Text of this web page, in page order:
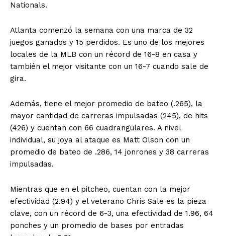
Nationals.
Atlanta comenzó la semana con una marca de 32
juegos ganados y 15 perdidos. Es uno de los mejores
locales de la MLB con un récord de 16-8 en casa y
también el mejor visitante con un 16-7 cuando sale de
gira.
Además, tiene el mejor promedio de bateo (.265), la
mayor cantidad de carreras impulsadas (245), de hits
(426) y cuentan con 66 cuadrangulares. A nivel
individual, su joya al ataque es Matt Olson con un
promedio de bateo de .286, 14 jonrones y 38 carreras
impulsadas.
Mientras que en el pitcheo, cuentan con la mejor
efectividad (2.94) y el veterano Chris Sale es la pieza
clave, con un récord de 6-3, una efectividad de 1.96, 64
ponches y un promedio de bases por entradas